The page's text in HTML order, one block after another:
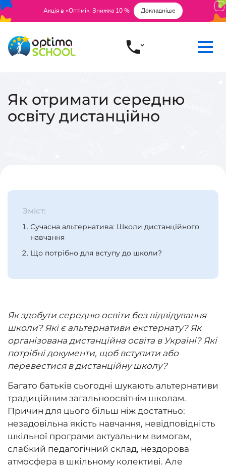
Акція в «Оптімі». Знижка 10 % Докладніше
Як отримати середню
освіту дистанційно
Зміст:
Сучасна альтернатива: Школи дистанційного
навчання
Що потрібно для вступу до школи?
Як здобути середню освіти без відвідування
школи? Які є альтернативи екстернату? Як
організована дистанційна освіта в Україні? Які
потрібні документи, щоб вступити або
перевестися в дистанційну школу?
Багато батьків сьогодні шукають альтернативи
традиційним загальноосвітнім школам.
Причин для цього більш ніж достатньо:
незадовільна якість навчання, невідповідність
шкільної програми актуальним вимогам,
слабкий педагогічний склад, нездорова
атмосфера в шкільному колективі. Але